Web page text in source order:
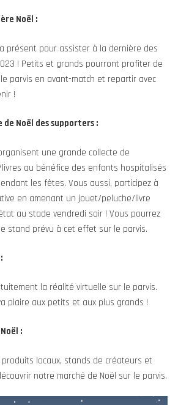
Noël :
présent pour assister à la dernière des
! Petits et grands pourront profiter de
parvis en avant-match et repartir avec
!
de Noël des supporters :
une grande collecte de
au bénéfice des enfants hospitalisés
les fêtes. Vous aussi, participez à
en amenant un jouet/peluche/livre
au stade vendredi soir ! Vous pourrez
stand prévu à cet effet sur le parvis.
la réalité virtuelle sur le parvis.
plaire aux petits et aux plus grands !
:
locaux, stands de créateurs et
notre marché de Noël sur le parvis.